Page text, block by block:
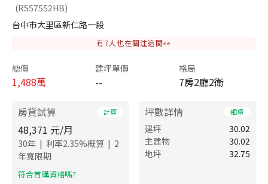
(RS57552HB)
台中市大里區新仁路一段
有7人也在關注這間👀
總價
1,488萬
建坪單價
--
格局
7房2廳2衛
房貸試算 計算
48,371 元/月
30年 | 利率2.35%概算 | 2
年寬限期
​符合首購資格嗎?
坪數詳情 細項
建坪
30.02
主建物
30.02
地坪
32.75